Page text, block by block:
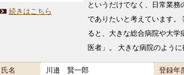
というだけでなく、日常業
でありたいと考えています。
ると、大きな総合病院や大
医者」。 大きな病院のよう
続きはこちら
氏名 川邉 賢一郎
登録年